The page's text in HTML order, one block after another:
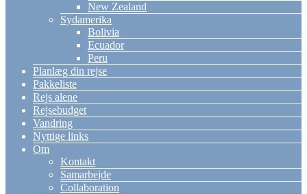
New Zealand
Sydamerika
Bolivia
Ecuador
Peru
Planlæg din rejse
Pakkeliste
Rejs alene
Rejsebudget
Vandring
Nyttige links
Om
Kontakt
Samarbejde
Collaboration